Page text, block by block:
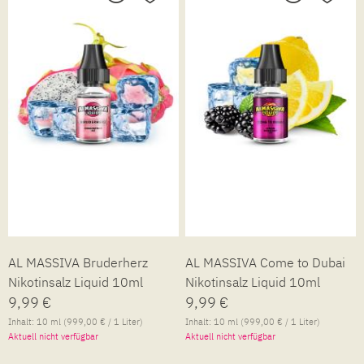
AL MASSIVA Bruderherz
Nikotinsalz Liquid 10ml
9,99 €
Inhalt: 10 ml (999,00 € / 1 Liter)
Aktuell nicht verfügbar
AL MASSIVA Come to Dubai
Nikotinsalz Liquid 10ml
9,99 €
Inhalt: 10 ml (999,00 € / 1 Liter)
Aktuell nicht verfügbar